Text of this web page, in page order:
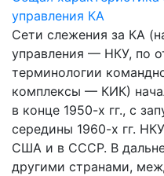
управления КА
Сети слежения за КА
управления — НКУ, по
терминологии
комплексы — КИК)
в конце 1950-х гг., с
середины 1960-х гг.
США и в СССР. В
другими странами,